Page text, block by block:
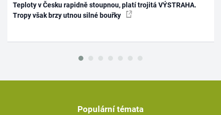
Teploty v Česku rapidně stoupnou, platí trojitá VÝSTRAHA.
Tropy však brzy utnou silné bouřky
Populární témata